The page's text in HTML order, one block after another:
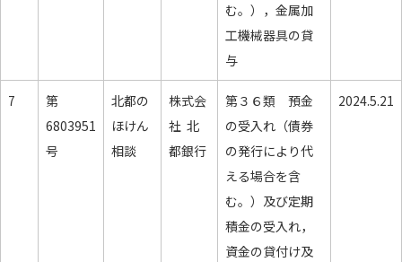
む。），金属加
工機械器具の貸
与
7
第
6803951
号
北都の
ほけん
相談
株式会
社 北
都銀行
第３６類 預金
の受入れ（債券
の発行により代
える場合を含
む。）及び定期
積金の受入れ，
資金の貸付け及
2024.5.21